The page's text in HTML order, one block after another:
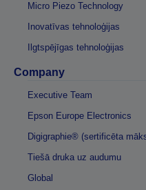
Micro Piezo Technology
Inovatīvas tehnoloģijas
Ilgtspējīgas tehnoloģijas
Company
Executive Team
Epson Europe Electronics
Digigraphie® (sertificēta
Tiešā druka uz audumu
Global